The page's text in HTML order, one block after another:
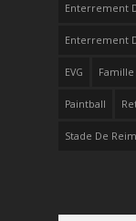
Enterrement
Enterrement
EVG Famille
Paintball
Stade De